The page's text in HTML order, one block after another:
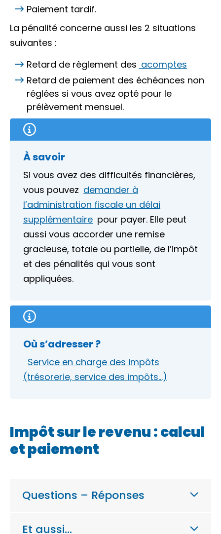
Paiement tardif.
La pénalité concerne aussi les 2 situations
suivantes :
Retard de règlement des acomptes
Retard de paiement des échéances non
réglées si vous avez opté pour le
prélèvement mensuel.
À savoir
Si vous avez des difficultés financières,
vous pouvez demander à
l’administration fiscale un délai
supplémentaire pour payer. Elle peut
aussi vous accorder une remise
gracieuse, totale ou partielle, de l’impôt
et des pénalités qui vous sont
appliquées.
Où s’adresser ?
Service en charge des impôts
(trésorerie, service des impôts…)
Impôt sur le revenu : calcul
et paiement
Questions – Réponses
Et aussi…